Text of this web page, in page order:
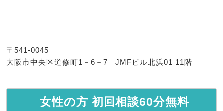
回弁護士相談】
2024.07.11
お客様の声（４３６）【大阪府在住、初
〒541-0045
大阪市中央区道修町1－6－7 JMFビル北浜01 11階
女性の方 初回相談60分無料